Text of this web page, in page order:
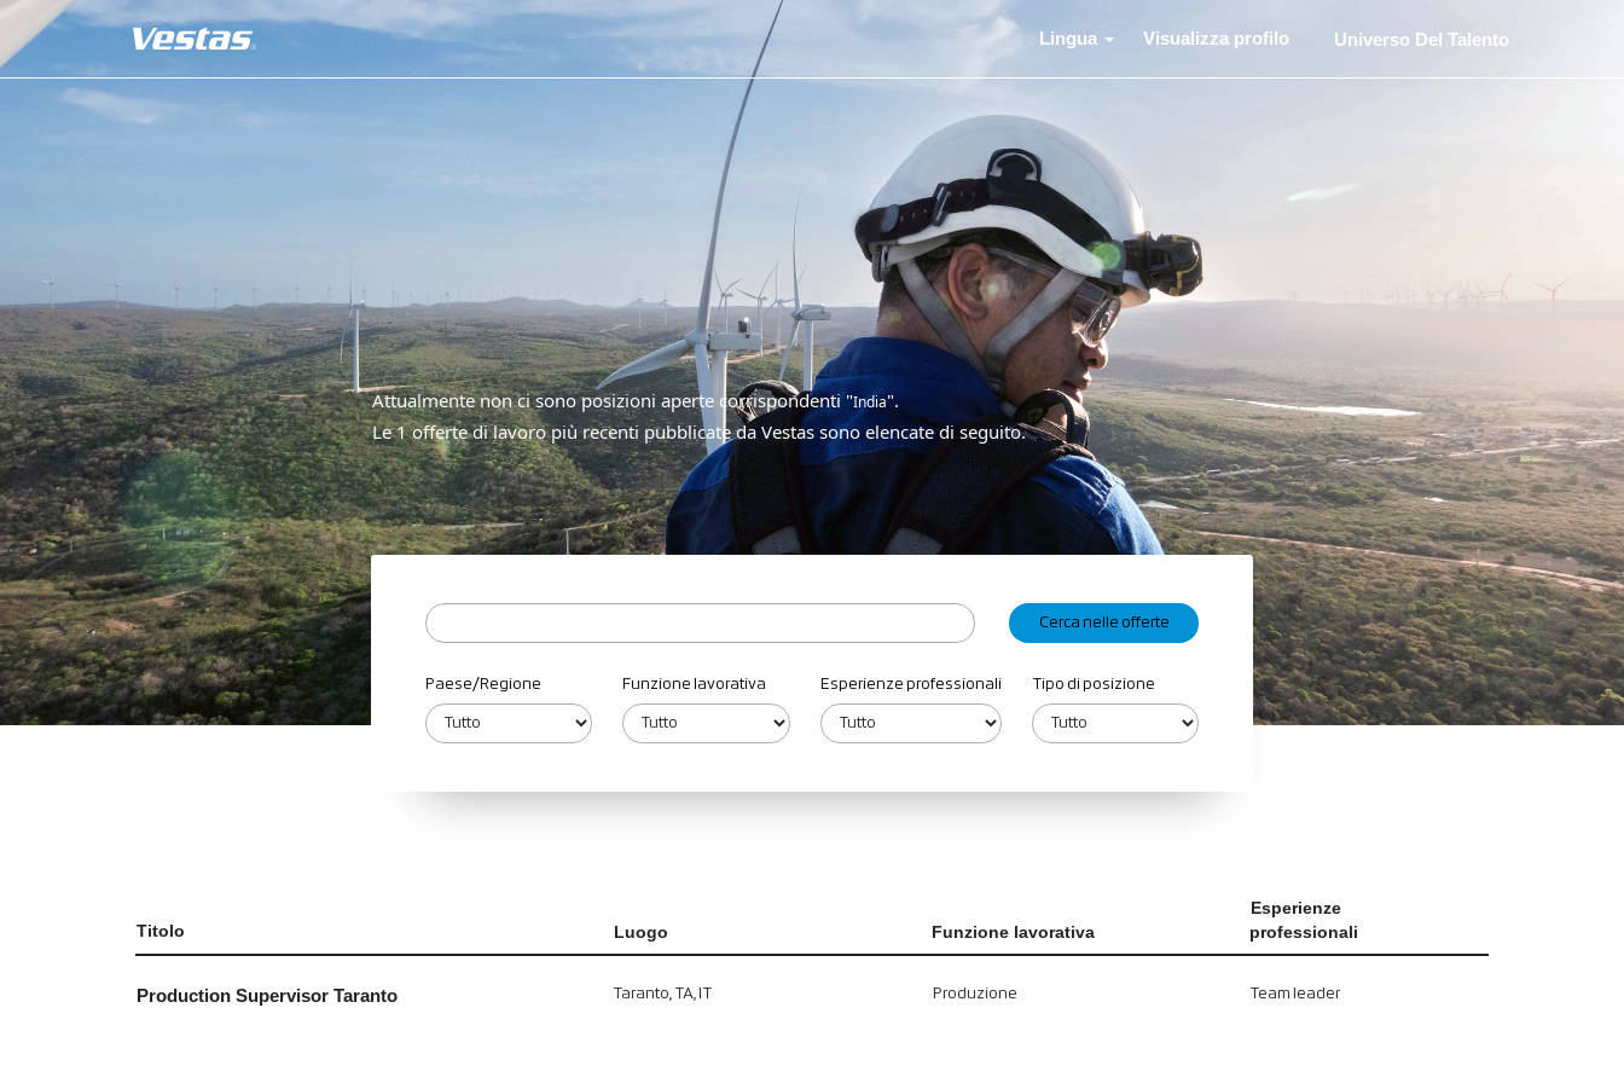
Lingua Visualizza profilo Universo Del Talento
Attualmente non ci sono posizioni aperte corrispondenti "India".
Le 1 offerte di lavoro più recenti pubblicate da Vestas sono elencate di seguito.
Paese/Regione Funzione lavorativa Esperienze professionali Tipo di posizione
Titolo Luogo Funzione lavorativa
Esperienze
professionali
Production Supervisor Taranto Taranto, TA, IT Produzione Team leader